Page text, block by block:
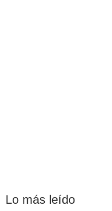
Lo más leído